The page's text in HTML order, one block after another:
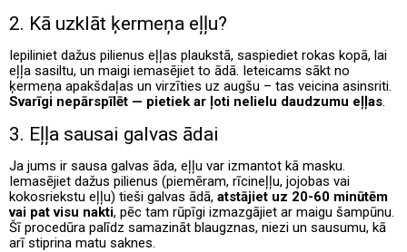
2. Kā uzklāt ķermeņa eļļu?
Iepiliniet dažus pilienus eļļas plaukstā, saspiediet rokas kopā, lai
eļļa sasiltu, un maigi iemasējiet to ādā. Ieteicams sākt no
ķermeņa apakšdaļas un virzīties uz augšu – tas veicina asinsriti.
Svarīgi nepārspīlēt — pietiek ar ļoti nelielu daudzumu eļļas
3. Eļļa sausai galvas ādai
Ja jums ir sausa galvas āda, eļļu var izmantot kā masku.
Iemasējiet dažus pilienus (piemēram, rīcineļļu, jojobas vai
kokosriekstu eļļu) tieši galvas ādā, atstājiet uz 20-60 minūtēm
vai pat visu nakti, pēc tam rūpīgi izmazgājiet ar maigu šampūnu.
Šī procedūra palīdz samazināt blaugznas, niezi un sausumu, kā
arī stiprina matu saknes.